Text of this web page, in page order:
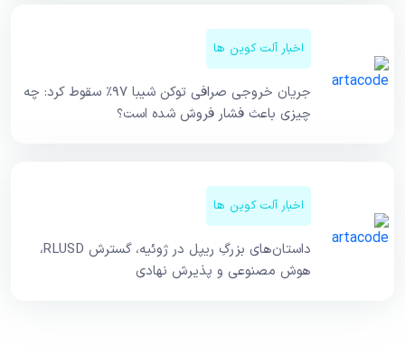
اخبار آلت کوین ها
جریان خروجی صرافی توکن شیبا ۹۷٪ سقوط کرد: چه
چیزی باعث فشار فروش شده است؟
اخبار آلت کوین ها
داستان‌های بزرگِ ریپل در ژوئیه، گسترش RLUSD،
هوش مصنوعی و پذیرش نهادی